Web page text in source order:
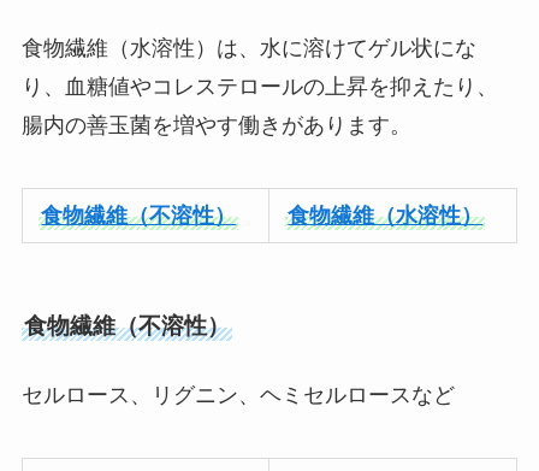
食物繊維（水溶性）は、水に溶けてゲル状にな
り、血糖値やコレステロールの上昇を抑えたり、
腸内の善玉菌を増やす働きがあります。
食物繊維（不溶性） 食物繊維（水溶性）
食物繊維（不溶性）
セルロース、リグニン、ヘミセルロースなど